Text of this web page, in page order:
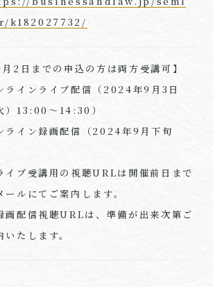
k182027732/
月2日までの申込の方は両方受講可】
ラインライブ配信（2024年9月3日
）13:00～14:30）
ライン録画配信（2024年9月下旬
イブ受講用の視聴URLは開催前日まで
ールにてご案内します。
配信視聴URLは、準備が出来次第ご
いたします。